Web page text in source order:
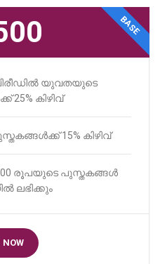
BASE
പിരീഡിൽ യുവതയുടെ
25% കിഴിവ്
15% കിഴിവ്
രൂപയുടെ പുസ്തകങ്ങൾ
ലഭിക്കും
NOW